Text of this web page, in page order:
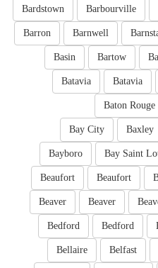
Barbourville
Bardstown
Barnwell
Barron
Bartow
Basin
Batavia
Batavia
Baton Rouge
Baxley
Bay City
Bay Saint
Bayboro
Beaufort
Beaufort
Beaver
Beaver
Bedford
Bedford
Belfast
Bellaire